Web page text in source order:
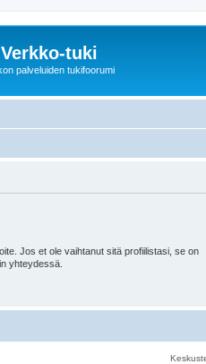
tuki
palveluiden tukifoorumi
Jos et ole vaihtanut sitä profiilistasi, se on
yhteydessä.